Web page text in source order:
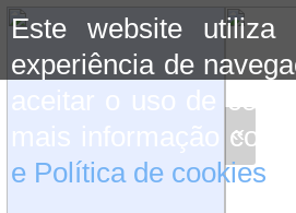
Este website utiliza
experiência de
aceitar o uso de
mais informação
e Política de cookies
«